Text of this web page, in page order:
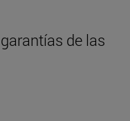
de las